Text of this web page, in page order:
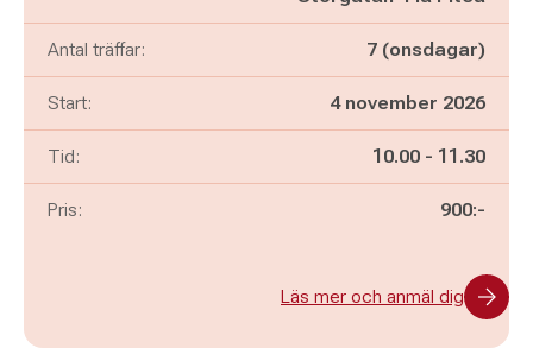
Antal träffar: 7 (onsdagar)
Start: 4 november 2026
Tid: Pågår mellan
10.00 - och
11.30
Pris: 900:-
Läs mer och anmäl dig